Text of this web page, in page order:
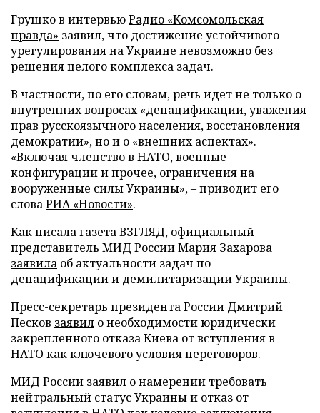
Грушко в интервьюРадио «Комсомольская
правда» заявил, что достижение устойчивого
урегулирования на Украине невозможно без
решения целого комплекса задач.
В частности, по его словам, речь идет не только о
внутренних вопросах «денацификации, уважения
прав русскоязычного населения, восстановления
демократии», но и о «внешних аспектах».
«Включая членство в НАТО, военные
конфигурации и прочее, ограничения на
вооруженные силы Украины», – приводит его
словаРИА «Новости».
Как писала газета ВЗГЛЯД, официальный
представитель МИД России Мария Захарова
заявила об актуальности задач по
денацификации и демилитаризации Украины.
Пресс-секретарь президента России Дмитрий
Песков заявил о необходимости юридически
закрепленного отказа Киева от вступления в
НАТО как ключевого условия переговоров.
МИД России заявил о намерении требовать
нейтральный статус Украины и отказ от